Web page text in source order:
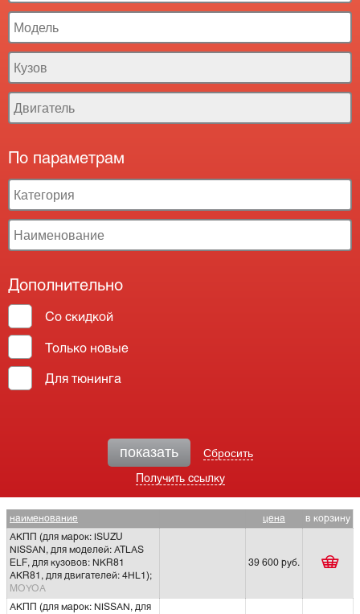
По параметрам
Дополнительно
Со скидкой
Только новые
Для тюнинга
показать Сбросить
Получить ссылку
наименование цена
в корзину
АКПП (для марок: ISUZU
NISSAN, для моделей: ATLAS
ELF, для кузовов: NKR81
AKR81, для двигателей: 4HL1);
MOYOA
39 600 руб.
АКПП (для марок: NISSAN, для